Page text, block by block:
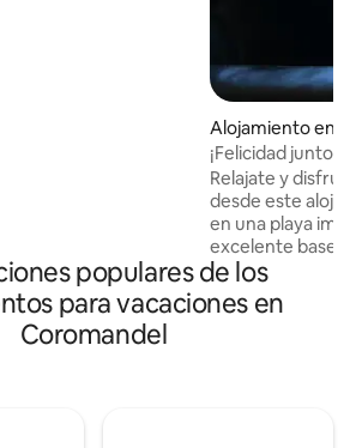
juegos,libros,batas y
Alojamiento en
each
¡Felicidad junto a
Relajate y disfrutá
desde este
en una playa
excelente base
del Coromandel.
al mar y caminá
piscinas calientes
populares de los
para vacaciones en
Coromandel